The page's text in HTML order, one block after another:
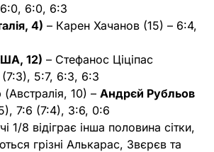
6:0, 6:3
4) – Карен Хачанов (15) – 6:4,
12) – Стефанос Ціціпас
(7:3), 5:7, 6:3, 6:3
10) – Андрєй Рубльов
7:6 (7:4), 3:6, 0:6
1/8 відіграє інша половина сітки,
грізні Алькарас, Звєрєв та